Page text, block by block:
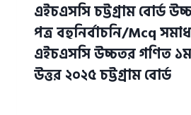
এইচএসসি চট্টগ্রাম বোর্ড
পত্র বহুনির্বাচনি/Mcq
এইচএসসি উচ্চতর গণিত ১ম
উত্তর ২০২৫ চট্টগ্রাম বোর্ড